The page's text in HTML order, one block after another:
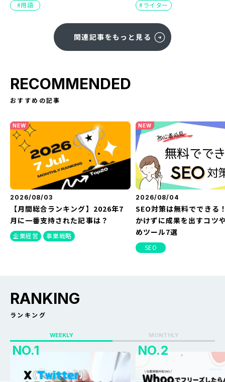
用語
ライター
関連記事をもっと見る
RECOMMENDED
おすすめの記事
NEW
2026/08/03
【月間総合ランキング】2026年7
月に一番支持された記事は？
企業経営 事業戦略
NEW
2026/08/04
SEO対策は無料でできる
かけずに成果を出すコツ
めツール7選
SEO
RANKING
ランキング
WEEKLY MONTHLY